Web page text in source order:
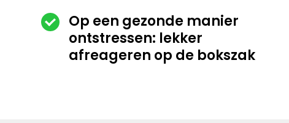
Op een gezonde manier
ontstressen: lekker
afreageren op de bokszak